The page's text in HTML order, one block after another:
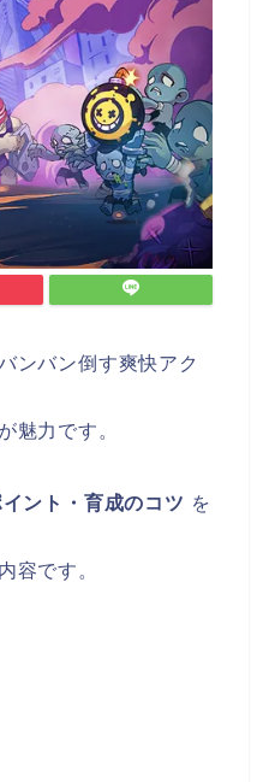
ンバン倒す爽快アク
魅力です。
ント・育成のコツ を
容です。